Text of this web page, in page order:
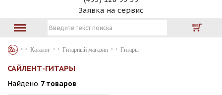
Заявка на сервис
Каталог Гитарный магазин Гитары
САЙЛЕНТ-ГИТАРЫ
Найдено 7 товаров